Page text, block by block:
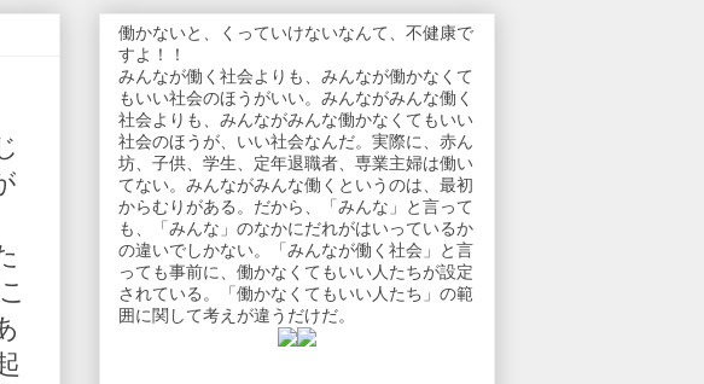
働かないと、くっていけないなんて、不健康で
すよ！！
みんなが働く社会よりも、みんなが働かなくて
もいい社会のほうがいい。みんながみんな働く
社会よりも、みんながみんな働かなくてもいい
社会のほうが、いい社会なんだ。実際に、赤ん
坊、子供、学生、定年退職者、専業主婦は働い
てない。みんながみんな働くというのは、最初
からむりがある。だから、「みんな」と言って
も、「みんな」のなかにだれがはいっているか
の違いでしかない。「みんなが働く社会」と言
っても事前に、働かなくてもいい人たちが設定
されている。「働かなくてもいい人たち」の範
囲に関して考えが違うだけだ。